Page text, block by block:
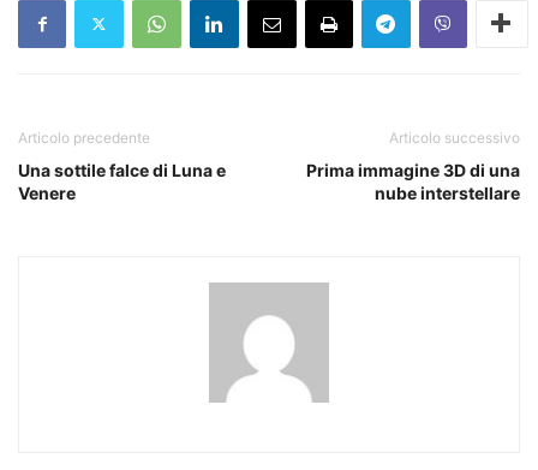
Articolo precedente
Una sottile falce di Luna e
Venere
Articolo successivo
Prima immagine 3D di una
nube interstellare